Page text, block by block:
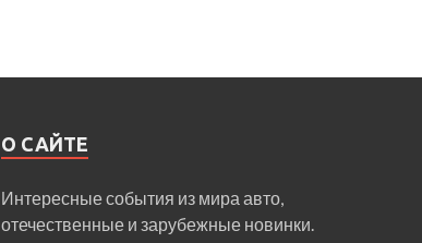
О САЙТЕ
Интересные события из мира авто,
отечественные и зарубежные новинки.